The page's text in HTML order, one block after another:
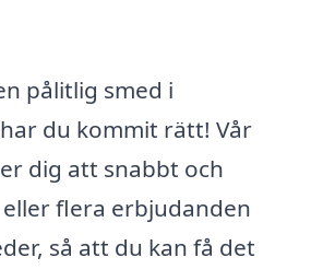
pålitlig smed i
du kommit rätt! Vår
dig att snabbt och
flera erbjudanden
så att du kan få det